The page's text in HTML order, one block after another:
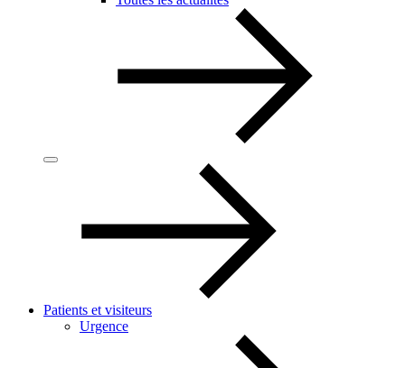
Patients et visiteurs
Urgence